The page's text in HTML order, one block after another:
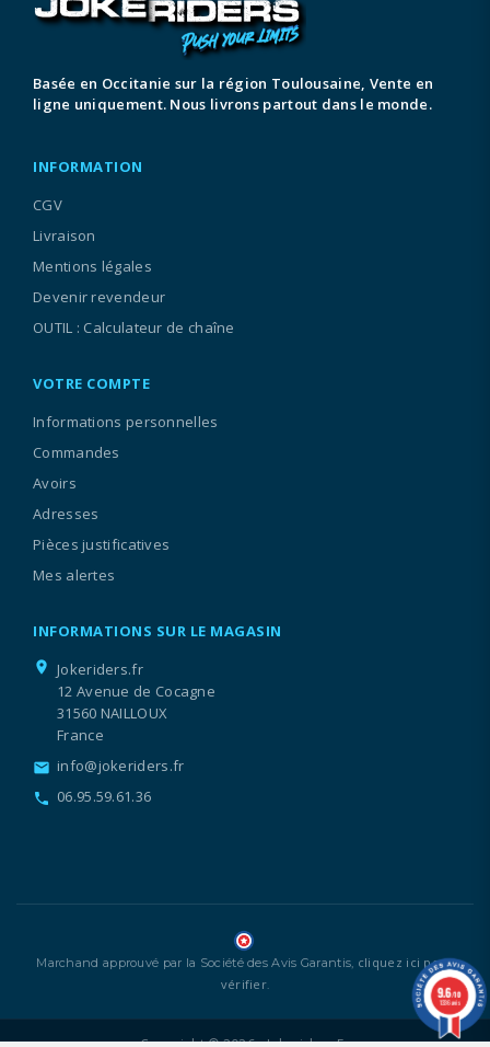
Basée en Occitanie sur la région Toulousaine, Vente en
ligne uniquement. Nous livrons partout dans le monde.
INFORMATION
CGV
Livraison
Mentions légales
Devenir revendeur
OUTIL : Calculateur de chaîne
VOTRE COMPTE
Informations personnelles
Commandes
Avoirs
Adresses
Pièces justificatives
Mes alertes
INFORMATIONS SUR LE MAGASIN
location_on
Jokeriders.fr
12 Avenue de Cocagne
31560 NAILLOUX
France
email info@jokeriders.fr
call 06.95.59.61.36
Marchand approuvé par la Société des Avis Garantis, cliquez ici pour
vérifier. 9.6/10
1336 avis